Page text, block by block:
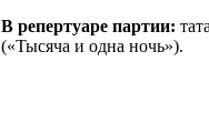
В репертуаре партии:
(«Тысяча и одна ночь»).